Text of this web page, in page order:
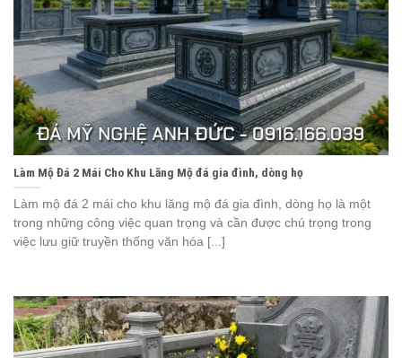
Làm Mộ Đá 2 Mái Cho Khu Lăng Mộ đá gia đình, dòng họ
Làm mộ đá 2 mái cho khu lăng mộ đá gia đình, dòng họ là một
trong những công việc quan trọng và cần được chú trọng trong
việc lưu giữ truyền thống văn hóa [...]